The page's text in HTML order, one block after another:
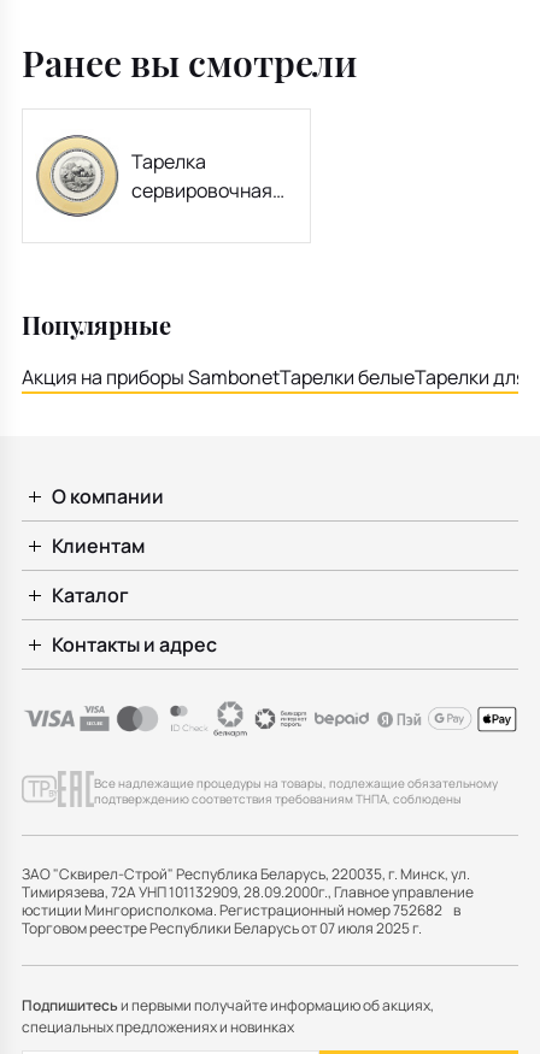
Ранее вы смотрели
Тарелка
сервировочная
см
Популярные
Акция на приборы SambonetТарелки белыеТарелки для
О компании
Клиентам
Каталог
Контакты и адрес
Все надлежащие процедуры на товары, подлежащие обязательному
подтверждению соответствия требованиям ТНПА, соблюдены
ЗАО "Сквирел-Строй" Республика Беларусь, 220035, г. Минск, ул.
Тимирязева, 72А УНП 101132909, 28.09.2000г., Главное управление
юстиции Мингорисполкома. Регистрационный номер 752682 в
Торговом реестре Республики Беларусь от 07 июля 2025 г.
Подпишитесьи первыми получайте информацию об акциях,
специальных предложениях и новинках